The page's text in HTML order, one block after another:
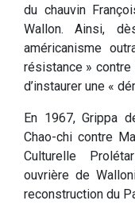
du chauvin
Wallon. Ainsi,
américanisme
résistance » contre
d’instaurer une «
En 1967, Grippa
Chao-chi contre
Culturelle
ouvrière de
reconstruction du